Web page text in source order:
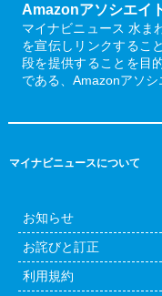
Amazonアソシエイ
マイナビニュース 水ま
を宣伝しリンクするこ
段を提供することを目
である、Amazonアソシ
マイナビニュースについて
お知らせ
お詫びと訂正
利用規約